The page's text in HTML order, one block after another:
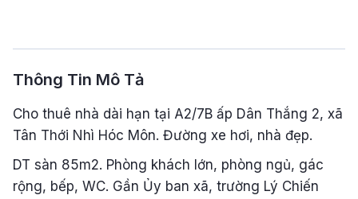
Thông Tin Mô Tả
Cho thuê nhà dài hạn tại A2/7B ấp Dân Thắng 2, xã
Tân Thới Nhì Hóc Môn. Đường xe hơi, nhà đẹp.
DT sàn 85m2. Phòng khách lớn, phòng ngủ, gác
rộng, bếp, WC. Gần Ủy ban xã, trường Lý Chiến